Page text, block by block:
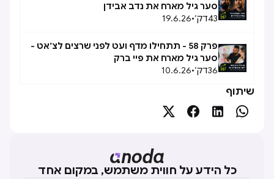
סער גיל מארח את נדב אבידן
43דק׳•
19.6.26
פרק 58 - תתחילו מדף ועט לפני שרצים לצ׳אט -
סער גיל מארח את פיי ברק
36דק׳•
10.6.26
שיתוף




כל הידע על חווית משתמש, במקום אחד